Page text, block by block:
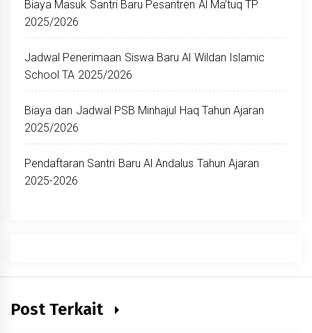
Biaya Masuk Santri Baru Pesantren Al Ma’tuq TP
2025/2026
Jadwal Penerimaan Siswa Baru Al Wildan Islamic
School TA 2025/2026
Biaya dan Jadwal PSB Minhajul Haq Tahun Ajaran
2025/2026
Pendaftaran Santri Baru Al Andalus Tahun Ajaran
2025-2026
Post Terkait